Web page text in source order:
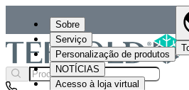
Sobre
Serviço
Personalização de produtos
NOTÍCIAS
Acesso à loja virtual